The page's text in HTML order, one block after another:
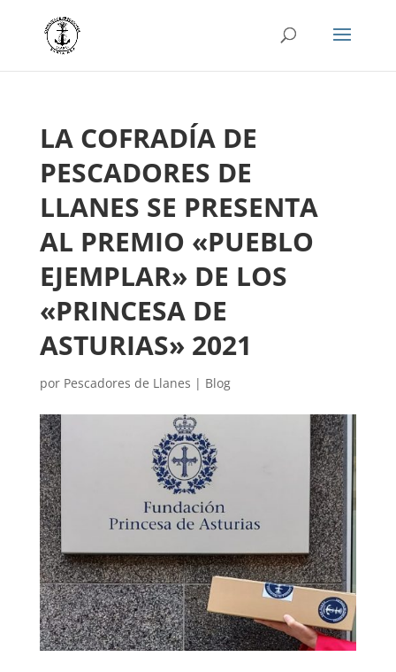
LA COFRADÍA DE
PESCADORES DE
LLANES SE PRESENTA
AL PREMIO «PUEBLO
EJEMPLAR» DE LOS
«PRINCESA DE
ASTURIAS» 2021
por Pescadores de Llanes | Blog